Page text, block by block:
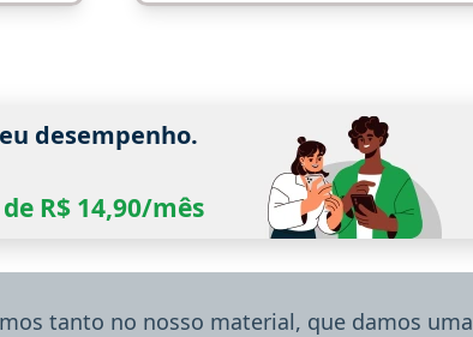
desempenho.
R$ 14,90/mês
tanto no nosso material, que damos uma